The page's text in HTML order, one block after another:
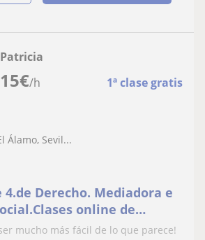
15€/h 1ª clase gratis
Patricia
Álamo, Sevil...
Derecho. Mediadora e
online de
ciclos formativos (FOL, IPE
mucho más fácil de lo que parece!